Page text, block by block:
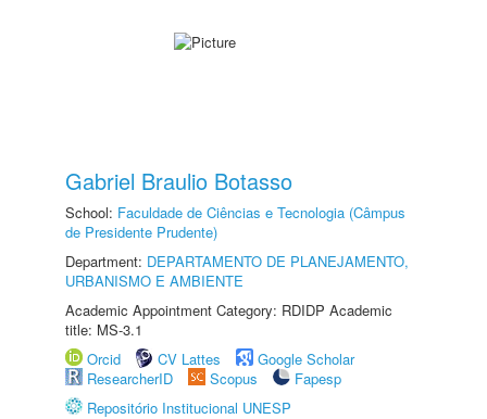
Gabriel Braulio Botasso
School: Faculdade de Ciências e Tecnologia (Câmpus
de Presidente Prudente)
Department: DEPARTAMENTO DE PLANEJAMENTO,
URBANISMO E AMBIENTE
Academic Appointment Category: RDIDP Academic
title: MS-3.1
Orcid
CV Lattes
Google Scholar
ResearcherID
Scopus
Fapesp
Repositório Institucional UNESP